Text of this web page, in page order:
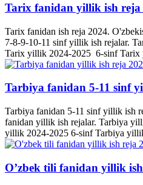
Tarix fanidan yillik ish reja
Tarix fanidan ish reja 2024.
7-8-9-10-11 sinf yillik ish rejalar.
Tarix yillik 2024-2025 6-sinf Tarix
Tarbiya fanidan 5-11 sinf
Tarbiya fanidan 5-11 sinf yillik ish
fanidan yillik ish rejalar. Tarbiya
yillik 2024-2025 6-sinf Tarbiya
O’zbek tili fanidan yillik